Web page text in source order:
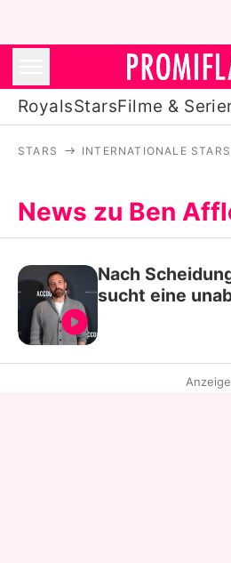
RoyalsStarsFilme &
Stars
Filme &
Lifestyle
STARS INTERNATIONALE STARS
News zu Ben
Nach
sucht eine
Anzeige